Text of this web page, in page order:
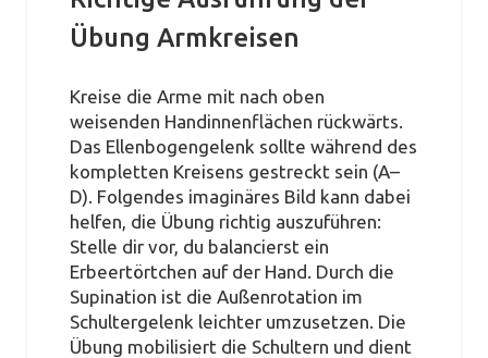
Übung Armkreisen
Kreise die Arme mit nach oben
weisenden Handinnenflächen rückwärts.
Das Ellenbogengelenk sollte während des
kompletten Kreisens gestreckt sein (A–
D). Folgendes imaginäres Bild kann dabei
helfen, die Übung richtig auszuführen:
Stelle dir vor, du balancierst ein
Erbeertörtchen auf der Hand. Durch die
Supination ist die Außenrotation im
Schultergelenk leichter umzusetzen. Die
Übung mobilisiert die Schultern und dient